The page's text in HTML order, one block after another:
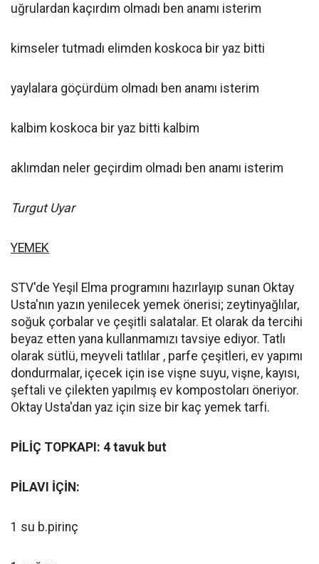
uğrulardan kaçırdım olmadı ben anamı isterim
kimseler tutmadı elimden koskoca bir yaz bitti
yaylalara göçürdüm olmadı ben anamı isterim
kalbim koskoca bir yaz bitti kalbim
aklımdan neler geçirdim olmadı ben anamı isterim
Turgut Uyar
YEMEK
STV'de Yeşil Elma programını hazırlayıp sunan Oktay
Usta'nın yazın yenilecek yemek önerisi; zeytinyağlılar,
soğuk çorbalar ve çeşitli salatalar. Et olarak da tercihi
beyaz etten yana kullanmamızı tavsiye ediyor. Tatlı
olarak sütlü, meyveli tatlılar , parfe çeşitleri, ev yapımı
dondurmalar, içecek için ise vişne suyu, vişne, kayısı,
şeftali ve çilekten yapılmış ev kompostoları öneriyor.
Oktay Usta'dan yaz için size bir kaç yemek tarfi.
PİLİÇ TOPKAPI: 4 tavuk but
PİLAVI İÇİN:
1 su b.pirinç